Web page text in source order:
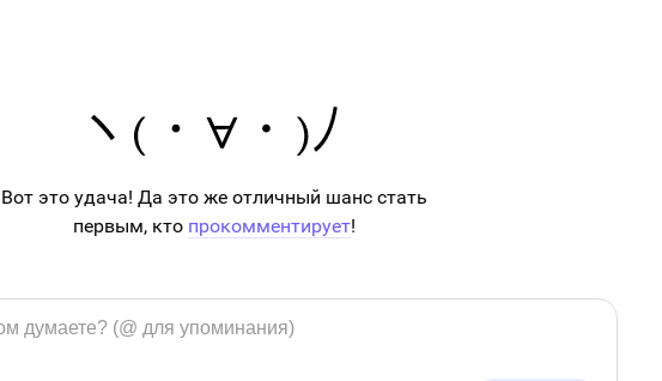
Вот это удача! Да это же отличный шанс стать
первым, кто прокомментирует!